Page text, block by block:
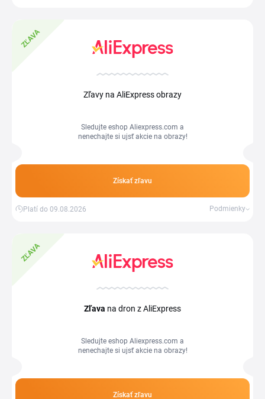
ZĽAVA
Zľavy na AliExpress obrazy
Sledujte eshop Aliexpress.com a
nenechajte si ujsť akcie na obrazy!
Získať zľavu
Platí do 09.08.2026 Podmienky
ZĽAVA
Zľava na dron z AliExpress
Sledujte eshop Aliexpress.com a
nenechajte si ujsť akcie na obrazy!
Získať zľavu